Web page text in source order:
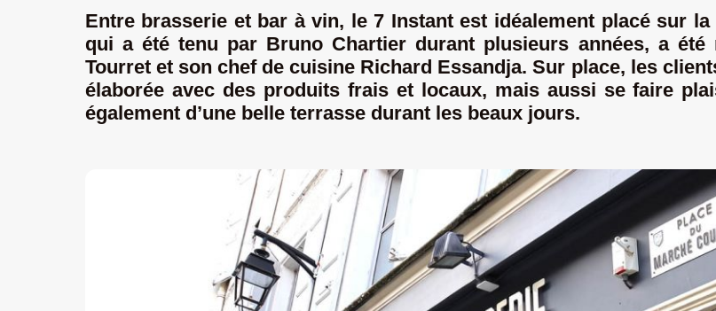
Entre brasserie et bar à vin, le 7 Instant est idéalement placé sur
qui a été tenu par Bruno Chartier durant plusieurs années, a
Tourret et son chef de cuisine Richard Essandja. Sur place, les
élaborée avec des produits frais et locaux, mais aussi se faire
également d’une belle terrasse durant les beaux jours.